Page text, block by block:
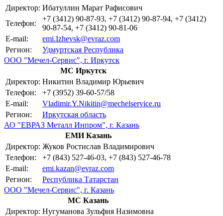
Директор: Ибатуллин Марат Рафисович
Телефон:
+7 (3412) 90-87-93, +7 (3412) 90-87-94, +7 (3412)
90-87-54, +7 (3412) 90-81-06
E-mail:
emi.Izhevsk@evraz.com
Регион:
Удмуртская Республика
ООО "Мечел-Сервис", г. Иркутск
МС Иркутск
Директор: Никитин Владимир Юрьевич
Телефон:
+7 (3952) 39-60-57/58
E-mail:
Vladimir.Y.Nikitin@mechelservice.ru
Регион:
Иркутская область
АО "ЕВРАЗ Металл Инпром", г. Казань
ЕМИ Казань
Директор: Жуков Ростислав Владимирович
Телефон:
+7 (843) 527-46-03, +7 (843) 527-46-78
E-mail:
emi.kazan@evraz.com
Регион:
Республика Татарстан
ООО "Мечел-Сервис", г. Казань
МС Казань
Директор: Нугуманова Зульфия Назимовна